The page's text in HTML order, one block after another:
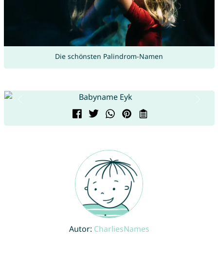
Die schönsten Palindrom-Namen
Autor: CharliesNames